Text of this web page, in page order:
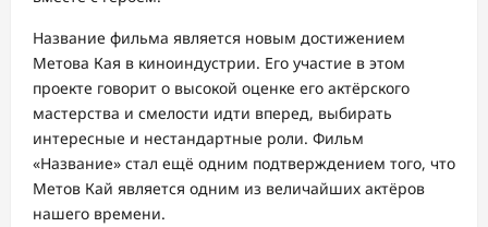
Название фильма является новым достижением
Метова Кая в киноиндустрии. Его участие в этом
проекте говорит о высокой оценке его актёрского
мастерства и смелости идти вперед, выбирать
интересные и нестандартные роли. Фильм
«Название» стал ещё одним подтверждением того, что
Метов Кай является одним из величайших актёров
нашего времени.